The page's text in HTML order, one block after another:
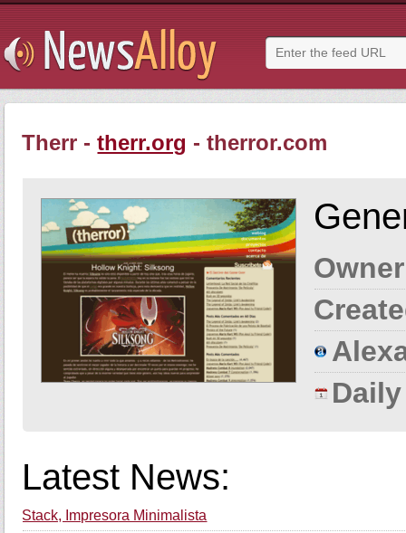
Therr -therr.org - therror.com
Latest News:
Stack, Impresora Minimalista